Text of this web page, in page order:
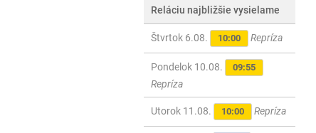
Reláciu najbližšie vysielame
Štvrtok 6.08. 10:00 Repríza
Pondelok 10.08. 09:55
Repríza
Utorok 11.08. 10:00 Repríza